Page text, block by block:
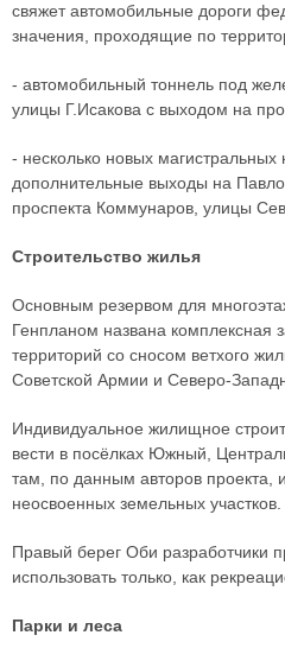
свяжет автомобильные дороги
значения, проходящие по
- автомобильный тоннель под
улицы Г.Исакова с выходом на
- несколько новых
дополнительные выходы на
проспекта Коммунаров, улицы
Строительство жилья
Основным резервом для
Генпланом названа комплексная
территорий со сносом ветхого
Советской Армии и Северо-
Индивидуальное жилищное
вести в посёлках Южный,
там, по данным авторов проекта,
неосвоенных земельных участков.
Правый берег Оби разработчики
использовать только, как
Парки и леса